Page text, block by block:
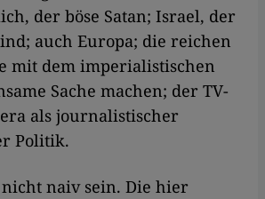
der böse Satan; Israel, der
auch Europa; die reichen
mit dem imperialistischen
Sache machen; der TV-
als journalistischer
Politik.
naiv sein. Die hier